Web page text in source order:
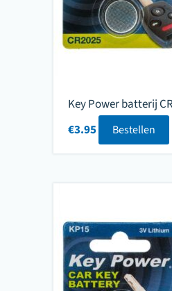
Key Power batterij
€3.95 Bestellen